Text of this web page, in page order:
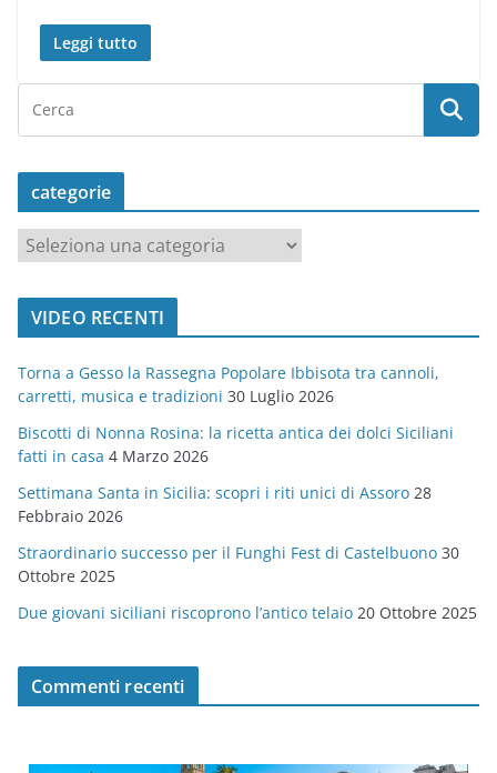
Leggi tutto
categorie
t
o
r
i
e
VIDEO RECENTI
Torna a Gesso la Rassegna Popolare Ibbisota tra cannoli,
carretti, musica e tradizioni 30 Luglio 2026
Biscotti di Nonna Rosina: la ricetta antica dei dolci Siciliani
fatti in casa 4 Marzo 2026
Settimana Santa in Sicilia: scopri i riti unici di Assoro 28
Febbraio 2026
Straordinario successo per il Funghi Fest di Castelbuono 30
Ottobre 2025
Due giovani siciliani riscoprono l’antico telaio 20 Ottobre 2025
Commenti recenti